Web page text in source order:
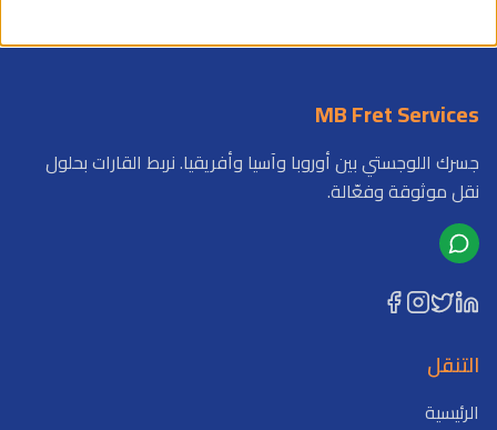
MB Fret Services
جسرك اللوجستي بين أوروبا وآسيا وأفريقيا. نربط القارات بحلول
نقل موثوقة وفعّالة.
التنقل
الرئيسية